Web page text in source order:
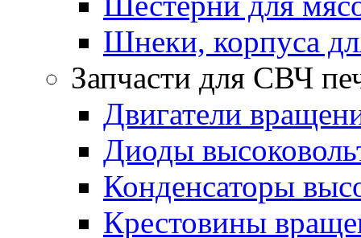
Шнеки, корпуса
Запчасти для СВЧ
Двигатели
Диоды
Конденсаторы
Крестовины